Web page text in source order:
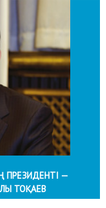
ПРЕЗИДЕНТІ —
ТОҚАЕВ